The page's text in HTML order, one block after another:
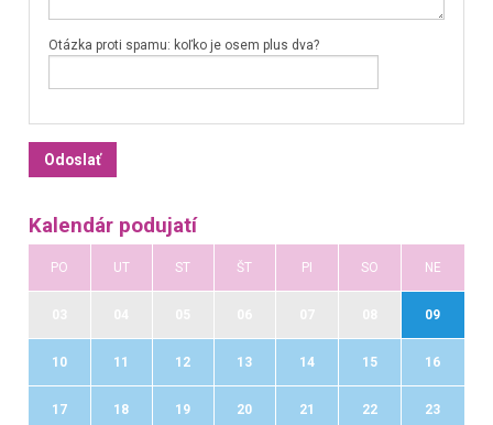
Otázka proti spamu: koľko je osem plus dva?
Kalendár podujatí
PO UT ST ŠT PI SO NE
09
10 11 12 13 14 15 16
17 18 19 20 21 22 23